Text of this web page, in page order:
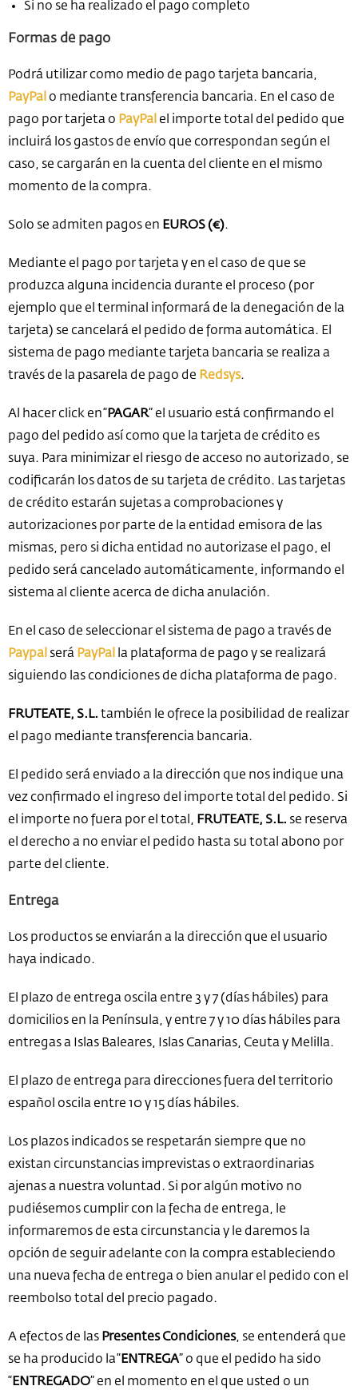
Si no se ha realizado el pago completo
Formas de pago
Podrá utilizar como medio de pago tarjeta bancaria,
PayPal o mediante transferencia bancaria. En el caso de
pago por tarjeta o PayPal el importe total del pedido que
incluirá los gastos de envío que correspondan según el
caso, se cargarán en la cuenta del cliente en el mismo
momento de la compra.
Solo se admiten pagos en EUROS (€).
Mediante el pago por tarjeta y en el caso de que se
produzca alguna incidencia durante el proceso (por
ejemplo que el terminal informará de la denegación de la
tarjeta) se cancelará el pedido de forma automática. El
sistema de pago mediante tarjeta bancaria se realiza a
través de la pasarela de pago de Redsys.
Al hacer click en “ PAGAR” el usuario está confirmando el
pago del pedido así como que la tarjeta de crédito es
suya. Para minimizar el riesgo de acceso no autorizado, se
codificarán los datos de su tarjeta de crédito. Las tarjetas
de crédito estarán sujetas a comprobaciones y
autorizaciones por parte de la entidad emisora de las
mismas, pero si dicha entidad no autorizase el pago, el
pedido será cancelado automáticamente, informando el
sistema al cliente acerca de dicha anulación.
En el caso de seleccionar el sistema de pago a través de
Paypal será PayPal
la plataforma de pago y se realizará
siguiendo las condiciones de dicha plataforma de pago.
FRUTEATE, S.L. también le ofrece la posibilidad de realizar
el pago mediante transferencia bancaria.
El pedido será enviado a la dirección que nos indique una
vez confirmado el ingreso del importe total del pedido. Si
el importe no fuera por el total, FRUTEATE, S.L. se reserva
el derecho a no enviar el pedido hasta su total abono por
parte del cliente.
Entrega
Los productos se enviarán a la dirección que el usuario
haya indicado.
El plazo de entrega oscila entre 3 y 7 (días hábiles) para
domicilios en la Península, y entre 7 y 10 días hábiles para
entregas a Islas Baleares, Islas Canarias, Ceuta y Melilla.
El plazo de entrega para direcciones fuera del territorio
español oscila entre 10 y 15 días hábiles.
Los plazos indicados se respetarán siempre que no
existan circunstancias imprevistas o extraordinarias
ajenas a nuestra voluntad. Si por algún motivo no
pudiésemos cumplir con la fecha de entrega, le
informaremos de esta circunstancia y le daremos la
opción de seguir adelante con la compra estableciendo
una nueva fecha de entrega o bien anular el pedido con el
reembolso total del precio pagado.
A efectos de las Presentes Condiciones, se entenderá que
se ha producido la “ENTREGA” o que el pedido ha sido
“ENTREGADO” en el momento en el que usted o un